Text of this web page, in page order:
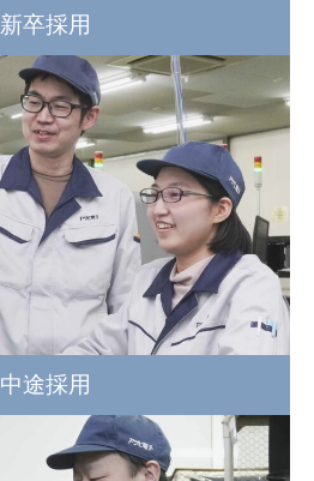
新卒採用
中途採用